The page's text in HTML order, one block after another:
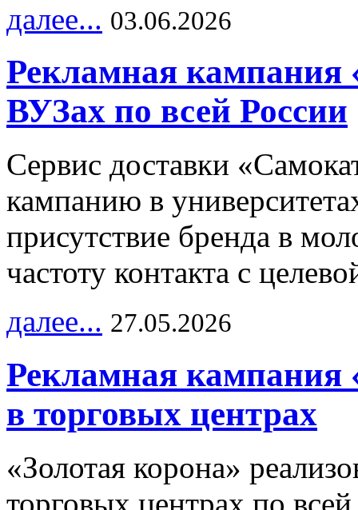
далее... 03.06.2026
Рекламная кампания
ВУЗах по всей России
Сервис доставки
кампанию в
присутствие бренда в
частоту контакта с
далее... 27.05.2026
Рекламная кампания
в торговых центрах
«Золотая корона»